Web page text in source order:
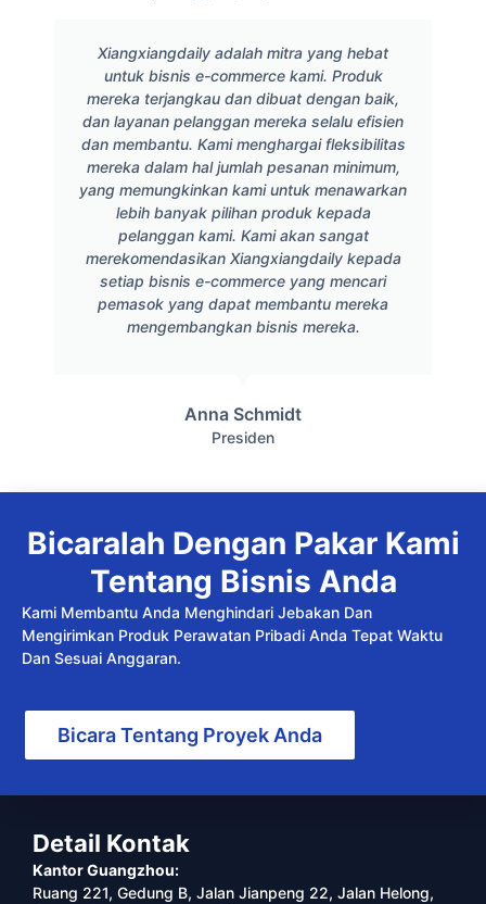
Xiangxiangdaily adalah mitra yang hebat
untuk bisnis e-commerce kami. Produk
mereka terjangkau dan dibuat dengan baik,
dan layanan pelanggan mereka selalu efisien
dan membantu. Kami menghargai fleksibilitas
mereka dalam hal jumlah pesanan minimum,
yang memungkinkan kami untuk menawarkan
lebih banyak pilihan produk kepada
pelanggan kami. Kami akan sangat
merekomendasikan Xiangxiangdaily kepada
setiap bisnis e-commerce yang mencari
pemasok yang dapat membantu mereka
mengembangkan bisnis mereka.
Anna Schmidt
Presiden
Bicaralah Dengan Pakar Kami
Tentang Bisnis Anda
Kami Membantu Anda Menghindari Jebakan Dan
Mengirimkan Produk Perawatan Pribadi Anda Tepat Waktu
Dan Sesuai Anggaran.
Bicara Tentang Proyek Anda
Detail Kontak
Kantor Guangzhou:
Ruang 221, Gedung B, Jalan Jianpeng 22, Jalan Helong,